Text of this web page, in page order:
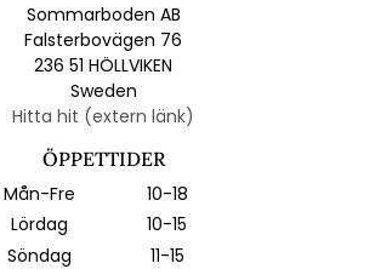
Sommarboden AB
Falsterbovägen 76
236 51 HÖLLVIKEN
Sweden
Hitta hit (extern länk)
ÖPPETTIDER
Mån-Fre
10-18
Lördag
10-15
Söndag
11-15